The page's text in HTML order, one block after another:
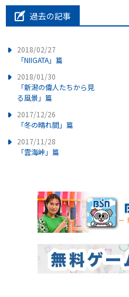
過去の記事
2018/02/27
「NIIGATA」篇
2018/01/30
「新潟の偉人たちから見
る風景」篇
2017/12/26
「冬の晴れ間」篇
2017/11/28
「雲海峠」篇